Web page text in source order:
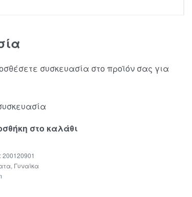
συσκευασία στο προϊόν σας για
στο καλάθι
200120901
, Γυναίκα